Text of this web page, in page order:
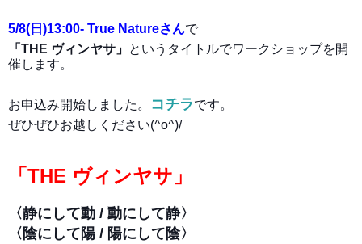
5/8( 日 )13:00- True Natureさんで
「 THE ヴィンヤサ」 というタイトルでワークショップを開
催します。
お申込み開始しました。 コチラです。
ぜひぜひお越しください(^o^)/
「THE ヴィンヤサ 」
〈静にして動 / 動にして静〉
〈陰にして陽 / 陽にして陰〉